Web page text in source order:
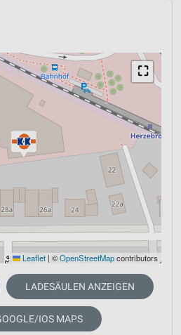
⛶
Leaflet | ©OpenStreetMapcontributors
LADESÄULEN ANZEIGEN
IOS MAPS